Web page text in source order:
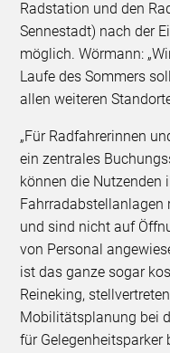
Radstation und den
Sennestadt) nach der
möglich. Wörmann:
Laufe des Sommers
allen weiteren
„Für Radfahrerinnen
ein zentrales
können die Nutzenden
Fahrradabstellanlagen
und sind nicht auf
von Personal
ist das ganze sogar
Reineking,
Mobilitätsplanung bei
für